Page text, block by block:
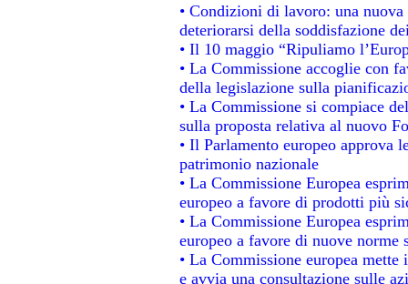
• Condizioni di lavoro: una
deteriorarsi della soddisfazione
• Il 10 maggio “Ripuliamo
• La Commissione accoglie con
della legislazione sulla
• La Commissione si compiace
sulla proposta relativa al nuovo
• Il Parlamento europeo approva
patrimonio nazionale
• La Commissione Europea
europeo a favore di prodotti più
• La Commissione Europea
europeo a favore di nuove norme
• La Commissione europea
e avvia una consultazione sulle